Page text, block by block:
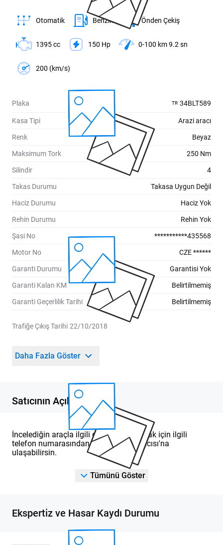
Otomatik Benzin Önden Çekiş
1395 cc 150 Hp 0-100 km 9.2 sn
200 (km/s)
Plaka TR 34BLT589
Kasa Tipi Arazi aracı
Renk Beyaz
Maksimum Tork 250 Nm
Silindir 4
Takas Durumu Takasa Uygun Değil
Haciz Durumu Haciz Yok
Rehin Durumu Rehin Yok
Şasi No ***********435568
Motor No CZE ******
Garanti Durumu Garantisi Yok
Garanti Kalan KM Belirtilmemiş
Garanti Geçerlilik Tarihi Belirtilmemiş
Trafiğe Çıkış Tarihi 22/10/2018
Daha Fazla Göster
Satıcının Açıklaması
İncelediğin araçla ilgili detaylı bilgi almak için ilgili
telefon numarasından DOD Yetkili Satıcısı'na
ulaşabilirsin.
Tümünü Göster
Ekspertiz ve Hasar Kaydı Durumu